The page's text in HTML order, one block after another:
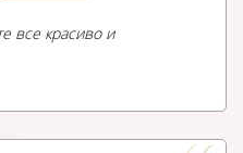
все красиво и